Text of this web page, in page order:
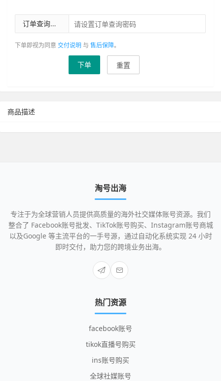
订单查询密码
下单即视为同意 交付说明 与 售后保障。
下单 重置
商品描述
淘号出海
专注于为全球营销人员提供高质量的海外社交媒体账号资源。我们
整合了 Facebook账号批发、TikTok账号购买、Instagram账号商城
以及Google 等主流平台的一手号源，通过自动化系统实现 24 小时
即时交付，助力您的跨境业务出海。
热门资源
facebook账号
tikok直播号购买
ins账号购买
全球社媒账号